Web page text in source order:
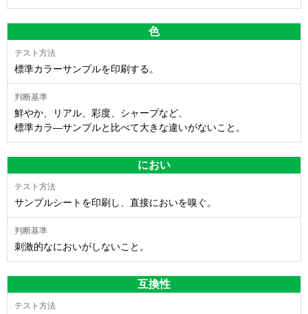
色
標準カラーサンプルを印刷する。
鮮やか、リアル、彩度、シャープなど、
標準カラ―サンプルと比べて大きな違いがないこと。
におい
サンプルシートを印刷し、直接においを嗅ぐ。
刺激的なにおいがしないこと。
互換性